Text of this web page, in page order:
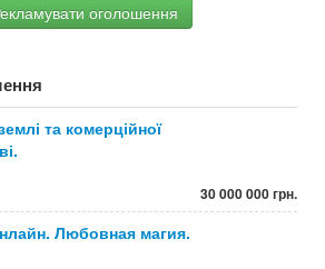
оголошення
та комерційної
30 000 000 грн.
Любовная магия.